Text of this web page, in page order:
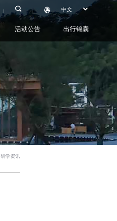
活动公告 出行锦囊
研学资讯